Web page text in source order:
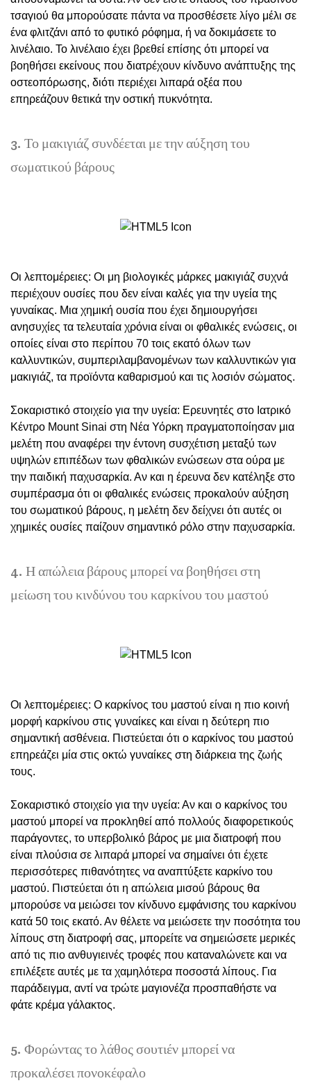
τσαγιού θα μπορούσατε πάντα να προσθέσετε λίγο μέλι σε
ένα φλιτζάνι από το φυτικό ρόφημα, ή να δοκιμάσετε το
λινέλαιο. Το λινέλαιο έχει βρεθεί επίσης ότι μπορεί να
βοηθήσει εκείνους που διατρέχουν κίνδυνο ανάπτυξης της
οστεοπόρωσης, διότι περιέχει λιπαρά οξέα που
επηρεάζουν θετικά την οστική πυκνότητα.
3. Το μακιγιάζ συνδέεται με την αύξηση του
σωματικού βάρους
Οι λεπτομέρειες: Οι μη βιολογικές μάρκες μακιγιάζ συχνά
περιέχουν ουσίες που δεν είναι καλές για την υγεία της
γυναίκας. Μια χημική ουσία που έχει δημιουργήσει
ανησυχίες τα τελευταία χρόνια είναι οι φθαλικές ενώσεις, οι
οποίες είναι στο περίπου 70 τοις εκατό όλων των
καλλυντικών, συμπεριλαμβανομένων των καλλυντικών για
μακιγιάζ, τα προϊόντα καθαρισμού και τις λοσιόν σώματος.
Σοκαριστικό στοιχείο για την υγεία: Ερευνητές στο Ιατρικό
Κέντρο Mount Sinai στη Νέα Υόρκη πραγματοποίησαν μια
μελέτη που αναφέρει την έντονη συσχέτιση μεταξύ των
υψηλών επιπέδων των φθαλικών ενώσεων στα ούρα με
την παιδική παχυσαρκία. Αν και η έρευνα δεν κατέληξε στο
συμπέρασμα ότι οι φθαλικές ενώσεις προκαλούν αύξηση
του σωματικού βάρους, η μελέτη δεν δείχνει ότι αυτές οι
χημικές ουσίες παίζουν σημαντικό ρόλο στην παχυσαρκία.
4. Η απώλεια βάρους μπορεί να βοηθήσει στη
μείωση του κινδύνου του καρκίνου του μαστού
Οι λεπτομέρειες: Ο καρκίνος του μαστού είναι η πιο κοινή
μορφή καρκίνου στις γυναίκες και είναι η δεύτερη πιο
σημαντική ασθένεια. Πιστεύεται ότι ο καρκίνος του μαστού
επηρεάζει μία στις οκτώ γυναίκες στη διάρκεια της ζωής
τους.
Σοκαριστικό στοιχείο για την υγεία: Αν και ο καρκίνος του
μαστού μπορεί να προκληθεί από πολλούς διαφορετικούς
παράγοντες, το υπερβολικό βάρος με μια διατροφή που
είναι πλούσια σε λιπαρά μπορεί να σημαίνει ότι έχετε
περισσότερες πιθανότητες να αναπτύξετε καρκίνο του
μαστού. Πιστεύεται ότι η απώλεια μισού βάρους θα
μπορούσε να μειώσει τον κίνδυνο εμφάνισης του καρκίνου
κατά 50 τοις εκατό. Αν θέλετε να μειώσετε την ποσότητα του
λίπους στη διατροφή σας, μπορείτε να σημειώσετε μερικές
από τις πιο ανθυγιεινές τροφές που καταναλώνετε και να
επιλέξετε αυτές με τα χαμηλότερα ποσοστά λίπους. Για
παράδειγμα, αντί να τρώτε μαγιονέζα προσπαθήστε να
φάτε κρέμα γάλακτος.
5. Φορώντας το λάθος σουτιέν μπορεί να
προκαλέσει πονοκέφαλο